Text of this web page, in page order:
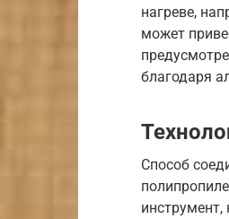
нагреве,
может
благодаря
Способ